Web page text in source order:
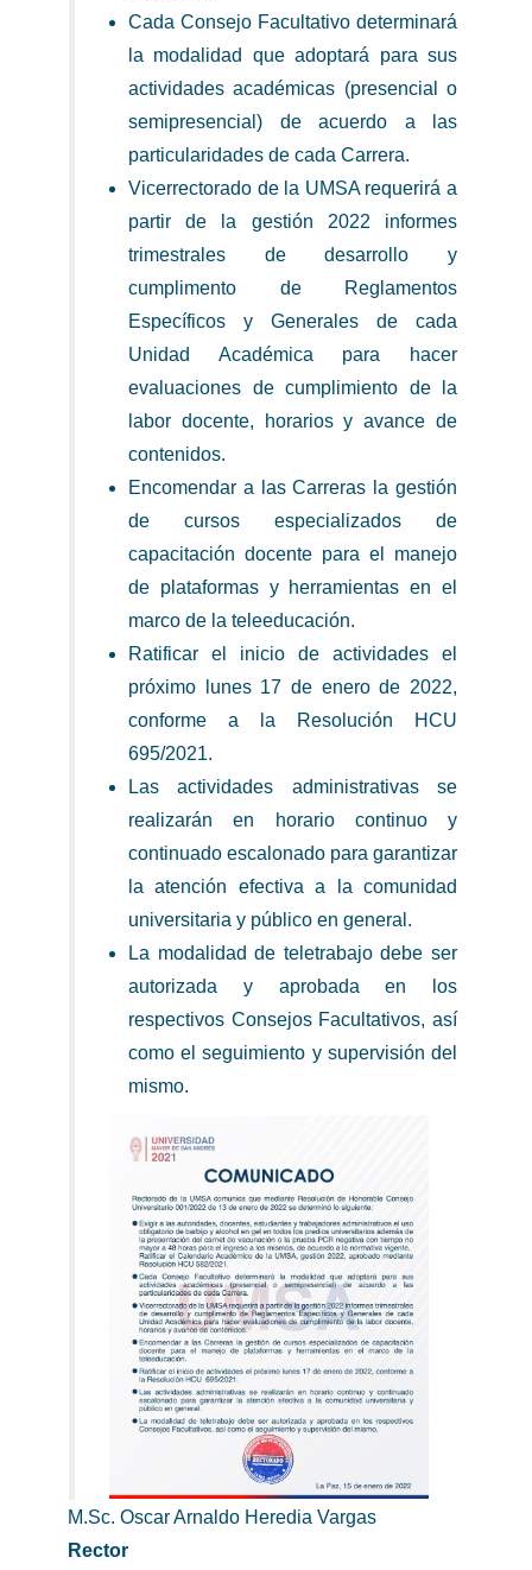
Cada Consejo Facultativo determinará
la modalidad que adoptará para sus
actividades académicas (presencial o
semipresencial) de acuerdo a las
particularidades de cada Carrera.
Vicerrectorado de la UMSA requerirá a
partir de la gestión 2022 informes
trimestrales de desarrollo y
cumplimento de Reglamentos
Específicos y Generales de cada
Unidad Académica para hacer
evaluaciones de cumplimiento de la
labor docente, horarios y avance de
contenidos.
Encomendar a las Carreras la gestión
de cursos especializados de
capacitación docente para el manejo
de plataformas y herramientas en el
marco de la teleeducación.
Ratificar el inicio de actividades el
próximo lunes 17 de enero de 2022,
conforme a la Resolución HCU
695/2021.
Las actividades administrativas se
realizarán en horario continuo y
continuado escalonado para garantizar
la atención efectiva a la comunidad
universitaria y público en general.
La modalidad de teletrabajo debe ser
autorizada y aprobada en los
respectivos Consejos Facultativos, así
como el seguimiento y supervisión del
mismo.
M.Sc. Oscar Arnaldo Heredia Vargas
Rector